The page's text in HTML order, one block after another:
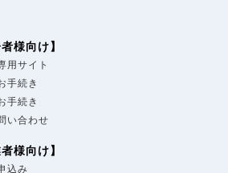
様向け】
用サイト
手続き
手続き
い合わせ
様向け】
込み